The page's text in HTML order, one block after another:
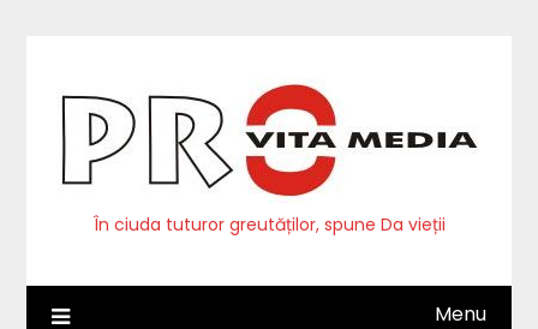
În ciuda tuturor greutăților, spune Da vieții
Menu